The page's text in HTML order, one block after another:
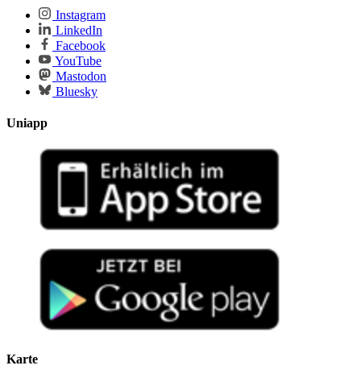
Instagram
LinkedIn
Facebook
YouTube
Mastodon
Bluesky
Uniapp
Karte